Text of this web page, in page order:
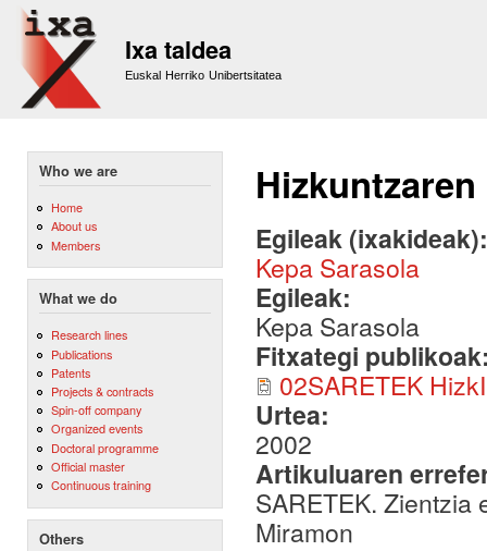
Ixa taldea
Euskal Herriko Unibertsitatea
Who we are
Home
About us
Members
What we do
Research lines
Publications
Patents
Projects & contracts
Spin-off company
Organized events
Doctoral programme
Official master
Continuous training
Others
Egileak
Kepa Sarasola
Egileak:
Kepa Sarasola
Fitxategi
02SARETEK
Urtea:
2002
Artikuluaren
SARETEK. Zientzia
Miramon